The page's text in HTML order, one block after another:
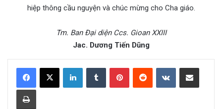
hiệp thông cầu nguyện và chúc mừng cho Cha giáo.
Tm. Ban Đại diện Ccs. Gioan XXIII
Jac. Dương Tiến Dũng